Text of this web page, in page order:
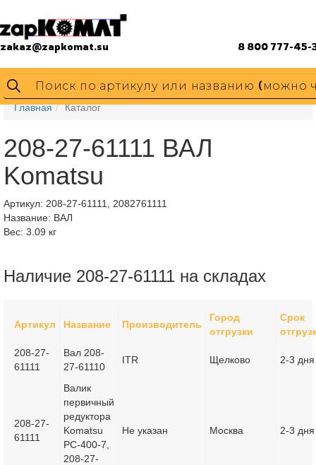
zakaz@zapkomat.su 8 800 777-45-
Главная Каталог
208-27-61111 ВАЛ
Komatsu
Артикул: 208-27-61111, 2082761111
Название: ВАЛ
Вес: 3.09 кг
Наличие 208-27-61111 на складах
Артикул Название Производитель
Город
отгрузки
Срок
208-27-
61111
Вал 208-
27-61110
ITR Щелково 2-3 дня
208-27-
61111
Валик
первичный
редуктора
Komatsu
PC-400-7,
208-27-
Не указан Москва 2-3 дня